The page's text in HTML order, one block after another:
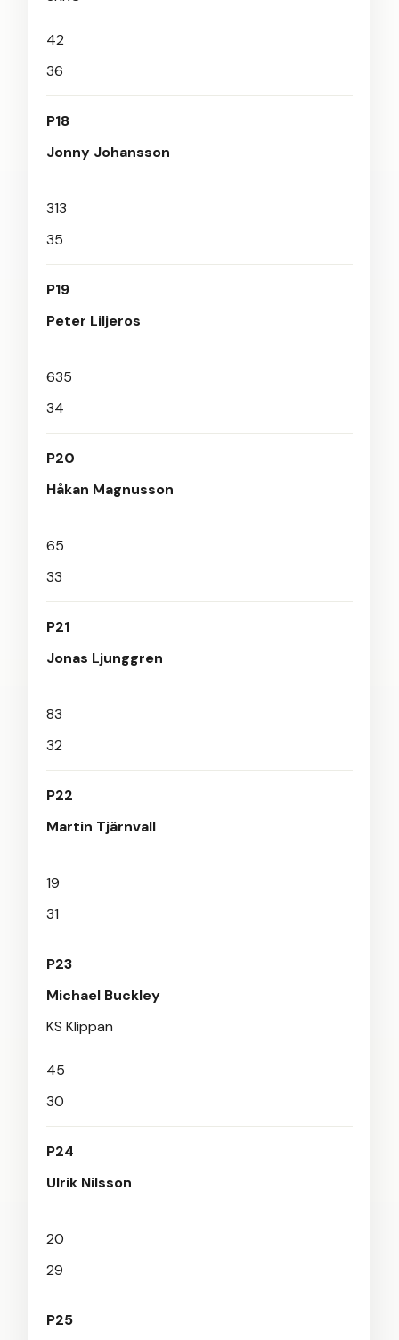
42
36
P18
Jonny Johansson
313
35
P19
Peter Liljeros
635
34
P20
Håkan Magnusson
65
33
P21
Jonas Ljunggren
83
32
P22
Martin Tjärnvall
19
31
P23
Michael Buckley
KS Klippan
45
30
P24
Ulrik Nilsson
20
29
P25